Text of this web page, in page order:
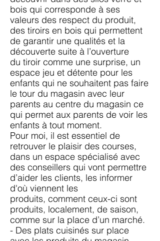
bois qui corresponde à ses
valeurs des respect du produit,
des tiroirs en bois qui permettent
de garantir une qualités et la
découverte suite à l’ouverture
du tiroir comme une surprise, un
espace jeu et détente pour les
enfants qui ne souhaitent pas faire
le tour du magasin avec leur
parents au centre du magasin ce
qui permet aux parents de voir les
enfants à tout moment.
Pour moi, il est essentiel de
retrouver le plaisir des courses,
dans un espace spécialisé avec
des conseillers qui vont permettre
d’aider les clients, les informer
d'où viennent les
produits, comment ceux-ci sont
produits, localement, de saison,
comme sur la place d’un marché.
- Des plats cuisinés sur place